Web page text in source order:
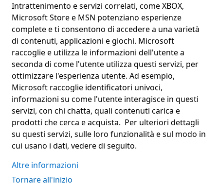
Intrattenimento e servizi correlati, come XBOX,
Microsoft Store e MSN potenziano esperienze
complete e ti consentono di accedere a una varietà
di contenuti, applicazioni e giochi. Microsoft
raccoglie e utilizza le informazioni dell'utente a
seconda di come l'utente utilizza questi servizi, per
ottimizzare l'esperienza utente. Ad esempio,
Microsoft raccoglie identificatori univoci,
informazioni su come l'utente interagisce in questi
servizi, con chi chatta, quali contenuti carica e
prodotti che cerca e acquista. Per ulteriori dettagli
su questi servizi, sulle loro funzionalità e sul modo in
cui usano i dati, vedere di seguito.
Altre informazioni
Tornare all'inizio